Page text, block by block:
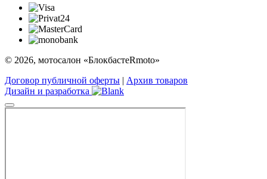
© 2026, мотосалон «БлокбастеRmoto»
Договор публичной оферты | Архив товаров
Дизайн и разработка